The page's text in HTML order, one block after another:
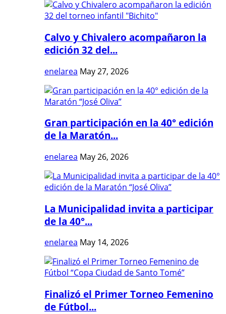
Calvo y Chivalero acompañaron la
edición 32 del...
enelarea May 27, 2026
Gran participación en la 40° edición
de la Maratón...
enelarea May 26, 2026
La Municipalidad invita a participar
de la 40°...
enelarea May 14, 2026
Finalizó el Primer Torneo Femenino
de Fútbol...